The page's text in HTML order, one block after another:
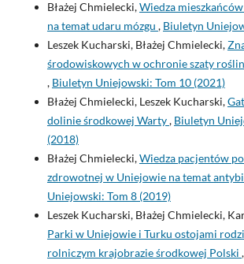
Błażej Chmielecki,Wiedza
na temat udaru mózgu , Biuletyn
Leszek Kucharski, Błażej Chmielecki,
środowiskowych w ochronie szaty
, Biuletyn Uniejowski: Tom 10 (2021)
Błażej Chmielecki, Leszek Kucharski,
dolinie środkowej Warty, Biuletyn
(2018)
Błażej Chmielecki,Wiedza pacjentów
zdrowotnej w Uniejowie na temat
Uniejowski: Tom 8 (2019)
Leszek Kucharski, Błażej Chmielecki,
Parki w Uniejowie i Turku ostojami
rolniczym krajobrazie środkowej Polski ,